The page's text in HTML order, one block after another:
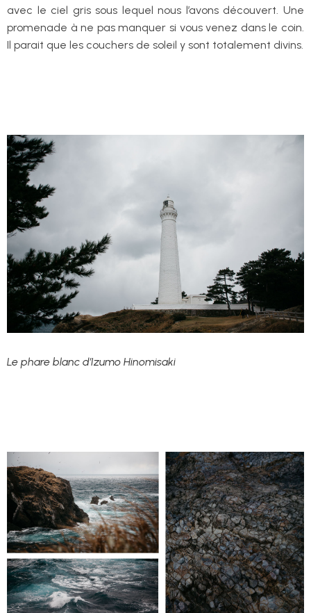
avec le ciel gris sous lequel nous l’avons découvert. Une
promenade à ne pas manquer si vous venez dans le coin.
Il parait que les couchers de soleil y sont totalement divins.
Le phare blanc d’Izumo Hinomisaki